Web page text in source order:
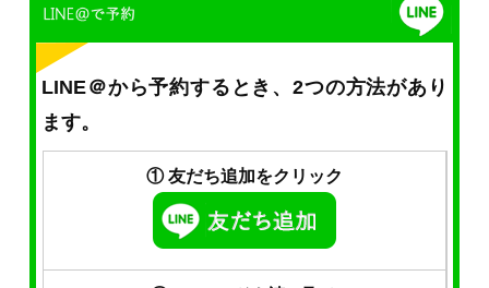
LINE＠から予約するとき、2つの方法があり
ます。
① 友だち追加をクリック